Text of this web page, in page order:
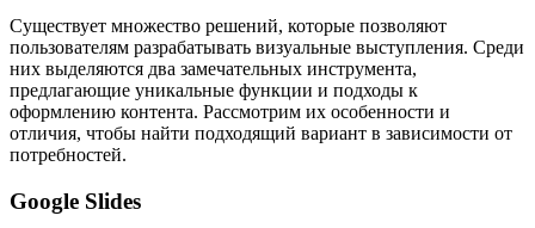
Существует множество решений, которые позволяют
пользователям разрабатывать визуальные выступления. Среди
них выделяются два замечательных инструмента,
предлагающие уникальные функции и подходы к
оформлению контента. Рассмотрим их особенности и
отличия, чтобы найти подходящий вариант в зависимости от
потребностей.
Google Slides